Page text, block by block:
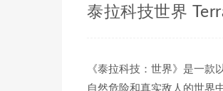
泰拉科技世界
《泰拉科技：世界》是一
自然危险和真实敌人的世界